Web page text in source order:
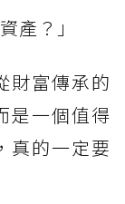
產？」
財富傳承的
是一個值得
真的一定要